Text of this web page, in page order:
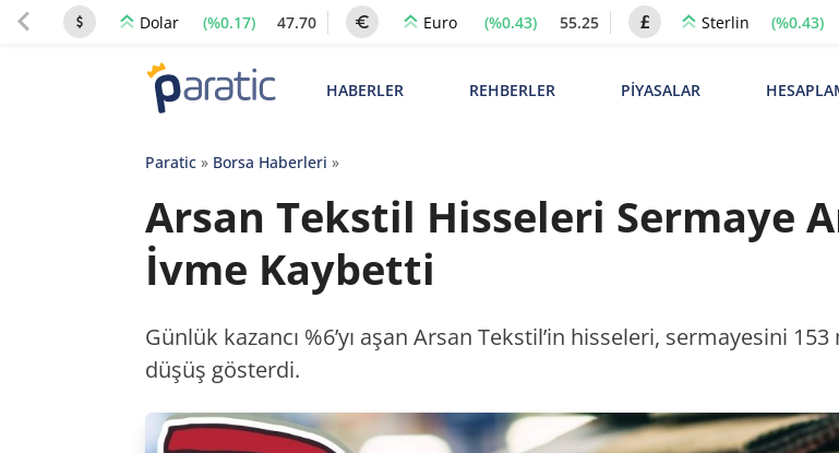
Dolar (%0.17) 47.70 Euro (%0.43) 55.25 Sterlin (%0.43)
HABERLER REHBERLER PİYASALAR
Paratic» Borsa Haberleri »
Arsan Tekstil Hisseleri Sermaye
İvme Kaybetti
Günlük kazancı %6’yı aşan Arsan Tekstil’in hisseleri, sermayesini
düşüş gösterdi.